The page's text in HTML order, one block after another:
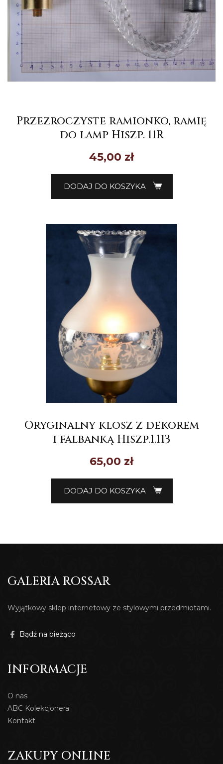
Przezroczyste ramionko, ramię
do lamp Hiszp. 11R
45,00 zł
DODAJ DO KOSZYKA
Oryginalny klosz z dekorem
i falbanką Hiszp.1.113
65,00 zł
DODAJ DO KOSZYKA
GALERIA ROSSAR
Wyjątkowy sklep internetowy ze stylowymi przedmiotami.
Bądź na bieżąco
INFORMACJE
O nas
ABC Kolekcjonera
Kontakt
ZAKUPY ONLINE